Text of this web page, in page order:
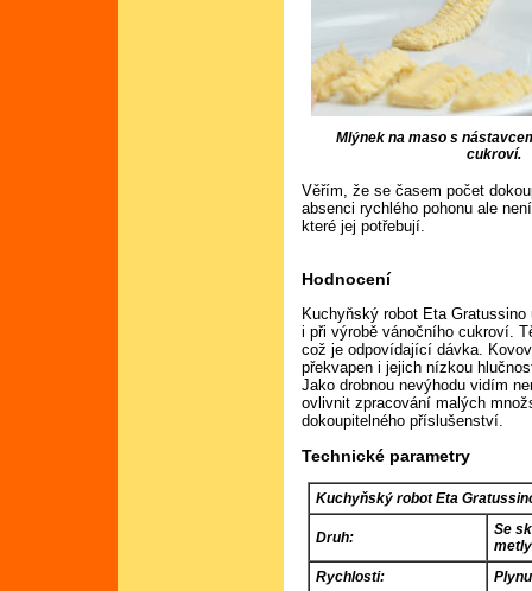
Mlýnek na maso s
cukroví.
Věřím, že se časem počet
absenci rychlého pohonu ale
které jej potřebují.
Hodnocení
Kuchyňský robot Eta
i při výrobě vánočního cukroví.
což je odpovídající dávka.
překvapen i jejich nízkou
Jako drobnou nevýhodu vidím
ovlivnit zpracování malých
dokoupitelného příslušenství.
Technické parametry
Kuchyňský robot Eta
Druh:
Se
metly
Rychlosti: